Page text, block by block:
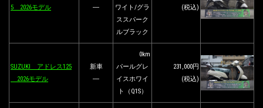
5 2026モデル
―
ワイト/グラ
ススパーク
ルブラック
(税込)
SUZUKI アドレス125
2026モデル
新車
―
0km
パールグレ
イスホワイ
ト（Q1S）
231,000円
(税込)